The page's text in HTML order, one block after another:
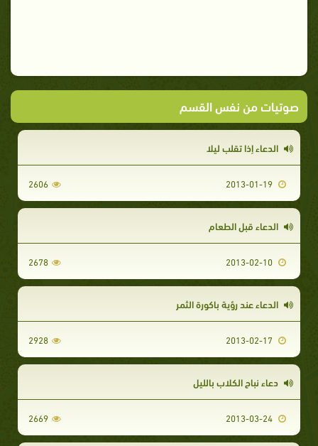
صوتيات من نفس القسم
الدعاء إذا تقلب ليلا
2606
الدعاء قبل الطعام
2678
الدعاء عند رؤية باكورة الثمر
2928
دعاء نباح الكلاب بالليل
2669